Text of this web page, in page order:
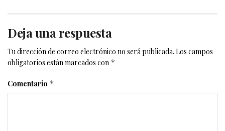
Deja una respuesta
Tu dirección de correo electrónico no será publicada. Los campos
obligatorios están marcados con *
Comentario *